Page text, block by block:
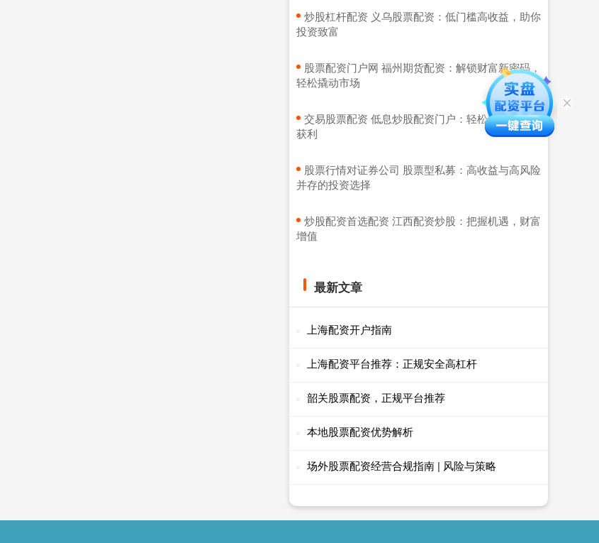
​炒股杠杆配资 义乌股票配资：低门槛高收益，助你
投资致富
​股票配资门户网 福州期货配资：解锁财富新密码，
轻松撬动市场
​交易股票配资 低息炒股配资门户：轻松配资，稳健
获利
​股票行情对证券公司 股票型私募：高收益与高风险
并存的投资选择
​炒股配资首选配资 江西配资炒股：把握机遇，财富
增值
最新文章
上海配资开户指南
上海配资平台推荐：正规安全高杠杆
韶关股票配资，正规平台推荐
本地股票配资优势解析
场外股票配资经营合规指南 | 风险与策略